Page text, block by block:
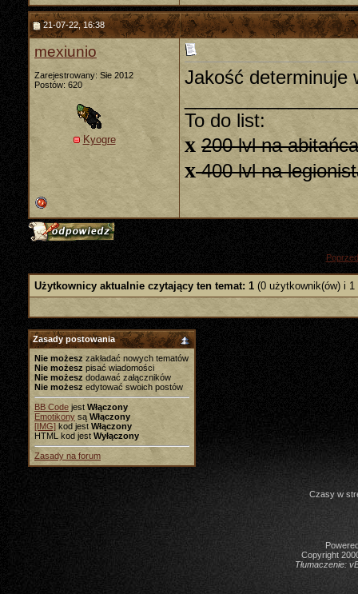
21-07-22, 16:38
mexiunio
Zarejestrowany: Sie 2012
Postów: 620
Kyogre
Jakość determinuje
To do list:
x 200 lvl na
x400 lvl na
Użytkownicy aktualnie czytający ten temat: 1 (0 użytkownik(ów) i 1
Zasady postowania
Nie możesz zakładać nowych tematów
Nie możesz pisać wiadomości
Nie możesz dodawać załączników
Nie możesz edytować swoich postów
BB Code jest Włączony
Emotikony są Włączony
[IMG] kod jest Włączony
HTML kod jest Wyłączony
Zasady na forum
Czasy w
Copyright
Tłumaczenie: